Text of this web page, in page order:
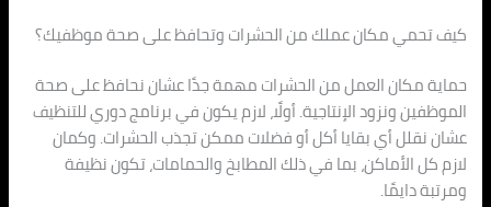
كيف تحمي مكان عملك من الحشرات وتحافظ على صحة موظفيك؟
حماية مكان العمل من الحشرات مهمة جدًا عشان نحافظ على صحة
الموظفين ونزود الإنتاجية. أولًا، لازم يكون في برنامج دوري للتنظيف
عشان نقلل أي بقايا أكل أو فضلات ممكن تجذب الحشرات. وكمان
لازم كل الأماكن، بما في ذلك المطابخ والحمامات، تكون نظيفة
ومرتبة دايمًا.